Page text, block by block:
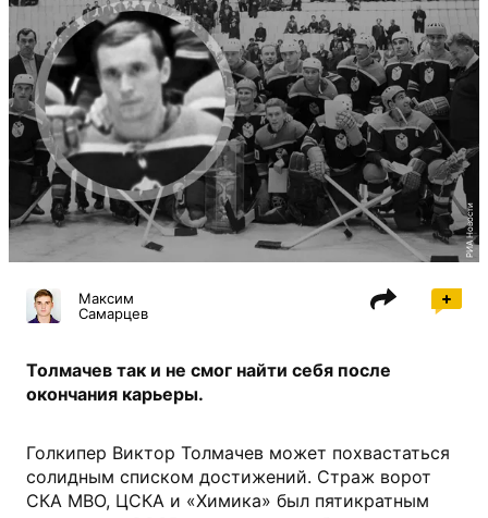
РИА Новости
Максим
Самарцев
Толмачев так и не смог найти себя после
окончания карьеры.
Голкипер Виктор Толмачев может похвастаться
солидным списком достижений. Страж ворот
СКА МВО, ЦСКА и «Химика» был пятикратным